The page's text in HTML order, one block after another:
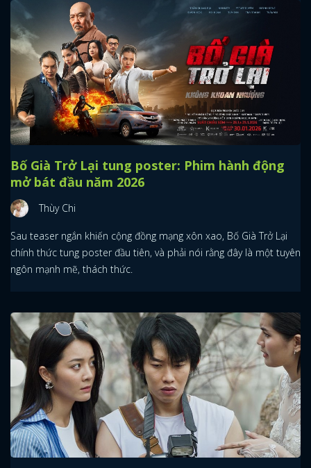
Bố Già Trở Lại tung poster: Phim hành động
mở bát đầu năm 2026
Thùy Chi
Sau teaser ngắn khiến cộng đồng mạng xôn xao, Bố Già Trở Lại
chính thức tung poster đầu tiên, và phải nói rằng đây là một tuyên
ngôn mạnh mẽ, thách thức.